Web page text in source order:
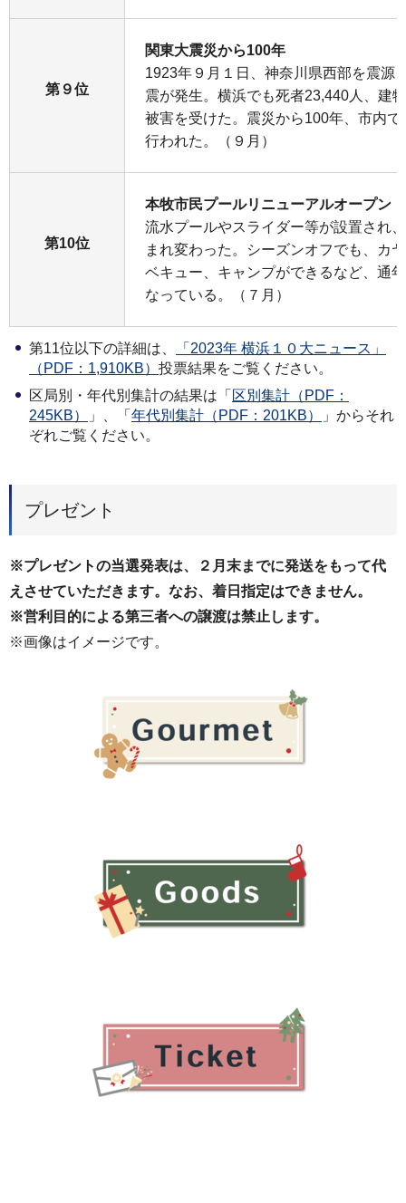
第９位
関東大震災から100年
1923年９月１日、神奈川県西部を震源
震が発生。横浜でも死者23,440人、建
被害を受けた。震災から100年、市内
行われた。（９月）
第10位
本牧市民プールリニューアルオープン
流水プールやスライダー等が設置され
まれ変わった。シーズンオフでも、カ
ベキュー、キャンプができるなど、通
なっている。（７月）
第11位以下の詳細は、
「2023年 横浜１０大ニュース」
（PDF：1,910KB） 投票結果をご覧ください。
区局別・年代別集計の結果は「 区別集計（PDF：
245KB）
」、「 年代別集計（PDF：201KB）
」からそれ
ぞれご覧ください。
プレゼント
※プレゼントの当選発表は、２月末までに発送をもって代
えさせていただきます。なお、着日指定はできません。
※営利目的による第三者への譲渡は禁止します。
※画像はイメージです。